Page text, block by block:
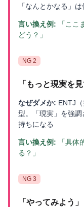
「なんとかなる」
言い換え例:
「こ
どう？」
NG 2
「 もっと現実を
なぜダメか: ENTJ
型。「現実」を強
持ちになる
言い換え例:
「具
る？」
NG 3
「 やってみよう 」